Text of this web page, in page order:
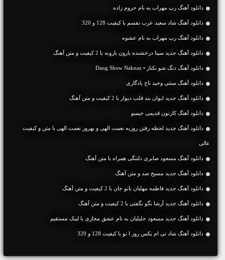
دانلود آهنگ رپ مهراب به نام حروم زاده
دانلود آهنگ شاد سعید عرب نفسم با کیفیت 128 و 320
دانلود آهنگ رپ مهراب به نام عشوه
دانلود آهنگ جديد سینا درخشنده بارون بارونه با 2 کیفیت و متن آهنگ
دانلود آهنگ دنگ شو نکناز • Dang Show Naknaz
دانلود آهنگ سنتی وحید تاج یادگاری
دانلود آهنگ جديد ایوان بند قلب دیوار با 2 کیفیت و متن آهنگ
دانلود آهنگ کارتون قدیمی جیمبو
دانلود آهنگ جديد لحظه رفتن روزبه نعمت الهی و بهروز نعمت الهی با متن و کیفیت
عالی
دانلود آهنگ مسعود صابری دلتنگی همراه با متن آهنگ
دانلود آهنگ جديد مسیح صد و متن آهنگ
دانلود آهنگ جديد فاطمه مهلبان بانو جان با 2 کیفیت و متن آهنگ
دانلود آهنگ جديد آرشا نگو نگفتی با 2 کیفیت و متن آهنگ
دانلود آهنگ جديد مسعود جلیلیان به نام عشق مجازی با لینک مستقیم
دانلود آهنگ شاد تی ام بکس روز ا نو با کیفیت 128 و 320